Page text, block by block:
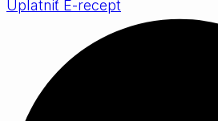
Uplatniť E-recept